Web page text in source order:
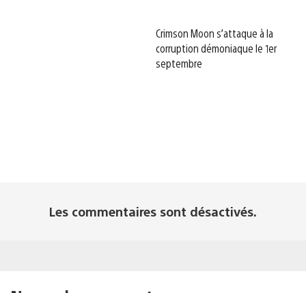
Crimson Moon s’attaque à la
corruption démoniaque le 1er
septembre
Les commentaires sont désactivés.